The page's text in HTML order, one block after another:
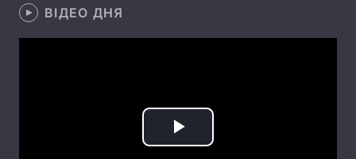
Тема оформлення
ВІДЕО ДНЯ
Play